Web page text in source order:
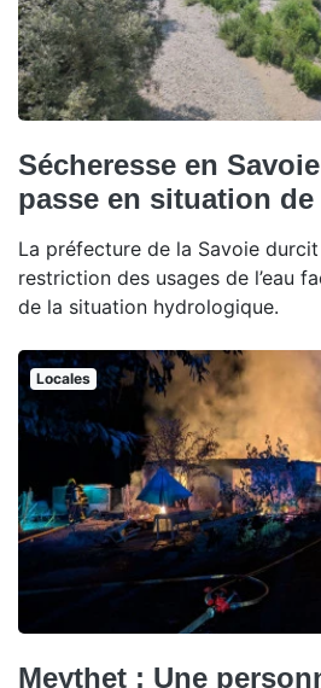
Sécheresse en
passe en situation
La préfecture de la Savoie
restriction des usages de l’eau
de la situation hydrologique.
Locales
Meythet : Une